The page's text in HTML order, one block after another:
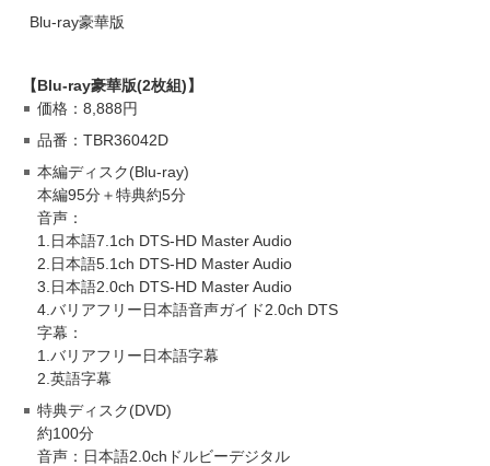
Blu-ray豪華版
【Blu-ray豪華版(2枚組)】
価格：8,888円
品番：TBR36042D
本編ディスク(Blu-ray)
本編95分＋特典約5分
音声：
1.日本語7.1ch DTS-HD Master Audio
2.日本語5.1ch DTS-HD Master Audio
3.日本語2.0ch DTS-HD Master Audio
4.バリアフリー日本語音声ガイド2.0ch DTS
字幕：
1.バリアフリー日本語字幕
2.英語字幕
特典ディスク(DVD)
約100分
音声：日本語2.0chドルビーデジタル